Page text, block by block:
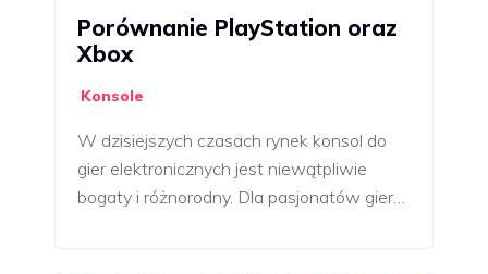
Porównanie PlayStation oraz
Xbox
Konsole
W dzisiejszych czasach rynek konsol do
gier elektronicznych jest niewątpliwie
bogaty i różnorodny. Dla pasjonatów gier…